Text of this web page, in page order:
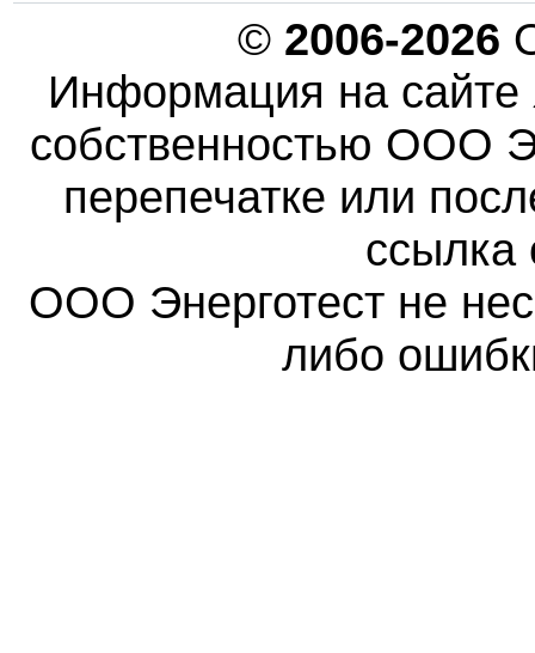
© 2006-2026
Информация на сайте
собственностью ООО
перепечатке или
ссылка
ООО Энерготест не
либо